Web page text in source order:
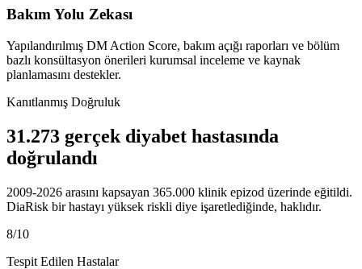
Bakım Yolu Zekası
Yapılandırılmış DM Action Score, bakım açığı raporları ve bölüm
bazlı konsültasyon önerileri kurumsal inceleme ve kaynak
planlamasını destekler.
Kanıtlanmış Doğruluk
31.273 gerçek diyabet hastasında
doğrulandı
2009-2026 arasını kapsayan 365.000 klinik epizod üzerinde eğitildi.
DiaRisk bir hastayı yüksek riskli diye işaretlediğinde, haklıdır.
8/10
Tespit Edilen Hastalar